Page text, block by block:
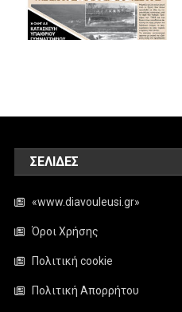
ΣΕΛΊΔΕΣ
«www.diavouleusi.gr»
Όροι Χρήσης
Πολιτική cookie
Πολιτική Απορρήτου